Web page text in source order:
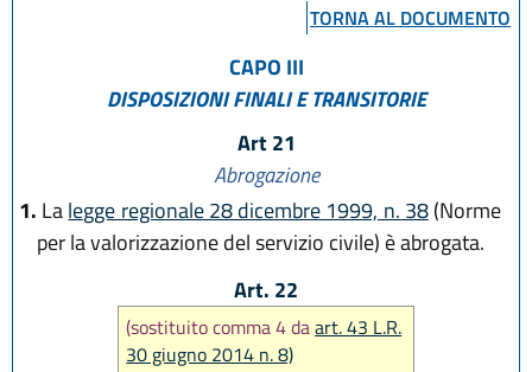
L.R. 29 dicembre 2025, n. 11TORNA AL DOCUMENTO
CAPO III
DISPOSIZIONI FINALI E TRANSITORIE
Art 21
Abrogazione
1. Lalegge regionale 28 dicembre 1999, n. 38(Norme
per la valorizzazione del servizio civile) è abrogata.
Art. 22
(sostituito comma 4 daart. 43 L.R.
30 giugno 2014 n. 8)